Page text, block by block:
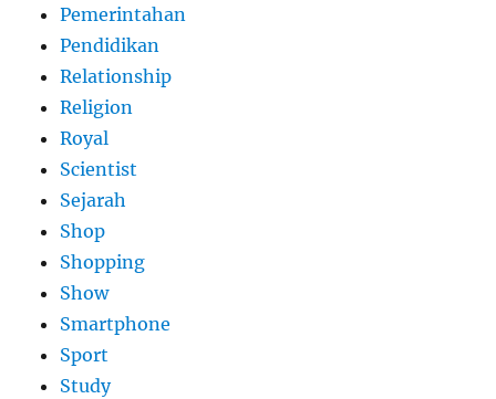
Pemerintahan
Pendidikan
Relationship
Religion
Royal
Scientist
Sejarah
Shop
Shopping
Show
Smartphone
Sport
Study